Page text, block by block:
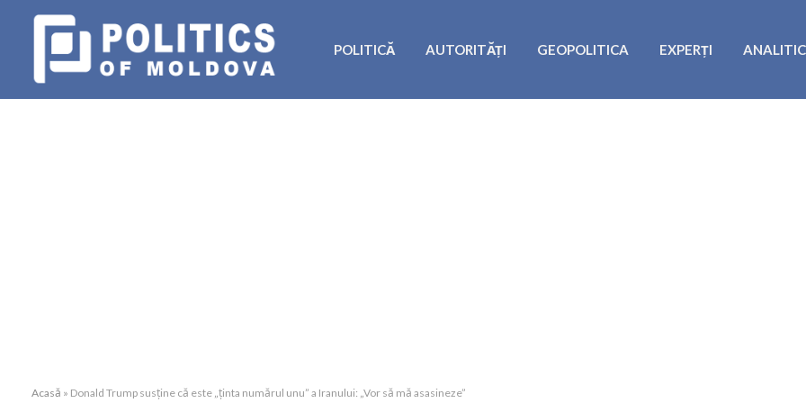
POLITICĂ AUTORITĂȚI GEOPOLITICA EXPERȚI
Acasă » Donald Trump susține că este „ținta numărul unu” a Iranului: „Vor să mă asasineze”